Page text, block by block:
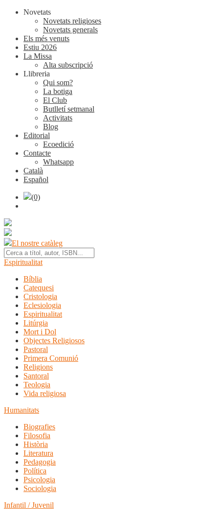
Novetats
Novetats religioses
Novetats generals
Els més venuts
Estiu 2026
La Missa
Alta subscripció
Llibreria
Qui som?
La botiga
El Club
Butlletí setmanal
Activitats
Blog
Editorial
Ecoedició
Contacte
Whatsapp
Català
Español
(0)
El nostre catàleg
Espiritualitat
Bíblia
Catequesi
Cristologia
Eclesiologia
Espiritualitat
Litúrgia
Mort i Dol
Objectes Religiosos
Pastoral
Primera Comunió
Religions
Santoral
Teologia
Vida religiosa
Humanitats
Biografies
Filosofia
Història
Literatura
Pedagogia
Política
Psicologia
Sociologia
Infantil / Juvenil